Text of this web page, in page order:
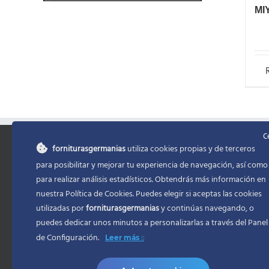
INFORMACIÓN
Política de Privacidad
Condiciones de Contratacion
Accesibilidad
Ayuda accesibilidad
Inicio
Mi cuenta
forniturasgermaniasutiliza cookies propias y de terceros
para posibilitar y mejorar tu experiencia de navegación, así como
para realizar análisis estadísticos. Obtendrás más información en
nuestra Política de Cookies. Puedes elegir si aceptas las cookies
utilizadas porforniturasgermaniasy continúas navegando, o
puedes dedicar unos minutos a personalizarlas a través delPanel
de Configuración.
Leer más